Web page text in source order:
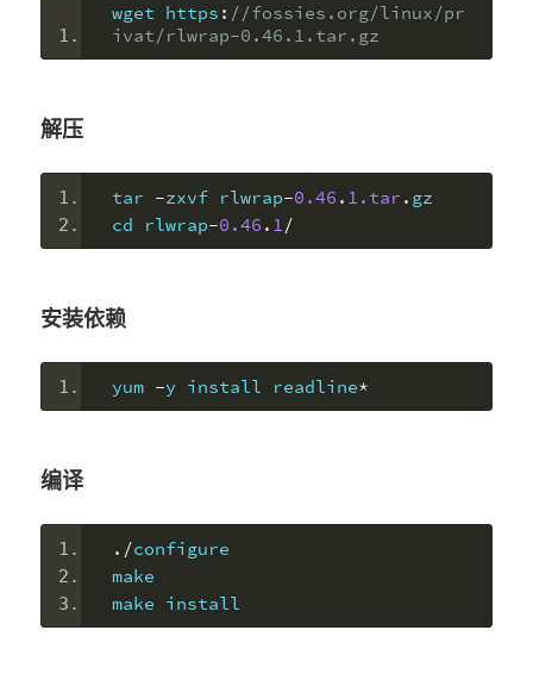
wget https : //fossies.org/linux/pr
ivat/rlwrap-0.46.1.tar.gz
解压
tar -zxvf rlwrap-0.46 . 1.tar . gz
cd rlwrap-0.46 . 1/
安装依赖
yum -y install readline*
编译
./configure
make
make install